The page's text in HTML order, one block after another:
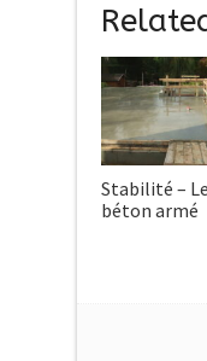
Stabilité – Le
béton armé